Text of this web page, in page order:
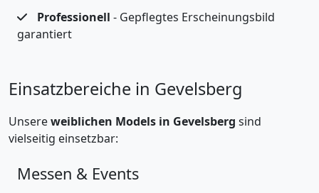
Professionell - Gepflegtes Erscheinungsbild
garantiert
Einsatzbereiche in Gevelsberg
Unsereweiblichen Models in Gevelsberg sind
vielseitig einsetzbar:
Messen & Events